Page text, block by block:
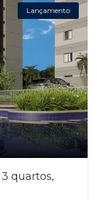
Lançamento
quartos,